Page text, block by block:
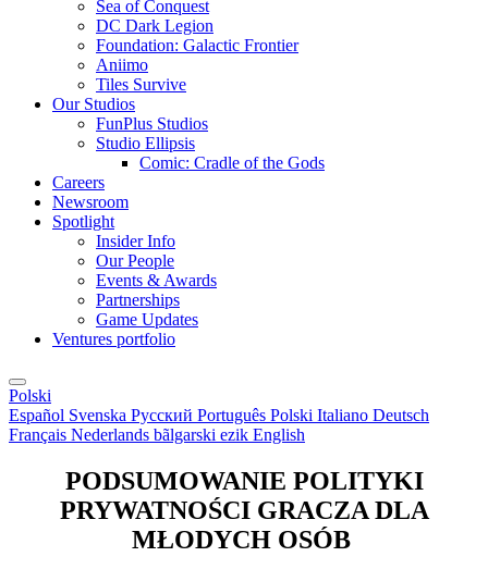
Sea of Conquest
DC Dark Legion
Foundation: Galactic Frontier
Aniimo
Tiles Survive
Our Studios
FunPlus Studios
Studio Ellipsis
Comic: Cradle of the Gods
Careers
Newsroom
Spotlight
Insider Info
Our People
Events & Awards
Partnerships
Game Updates
Ventures portfolio
Polski
Español Svenska Русский Português Polski Italiano Deutsch
Français Nederlands bãlgarski ezik English
PODSUMOWANIE POLITYKI
PRYWATNOŚCI GRACZA DLA
MŁODYCH OSÓB